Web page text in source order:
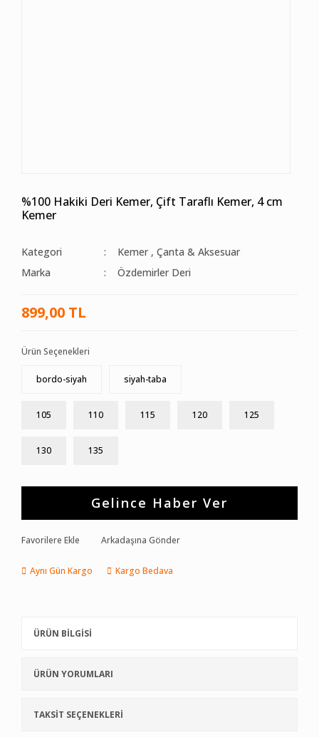
%100 Hakiki Deri Kemer, Çift Taraflı Kemer, 4 cm
Kemer
Kategori Kemer ,Çanta & Aksesuar
Marka
Özdemirler Deri
899,00 TL
Ürün Seçenekleri
bordo-siyah siyah-taba
105 110 115 120 125
130 135
Gelince Haber Ver
Favorilere Ekle Arkadaşına Gönder
Aynı Gün Kargo Kargo Bedava
ÜRÜN BİLGİSİ
ÜRÜN YORUMLARI
TAKSİT SEÇENEKLERİ